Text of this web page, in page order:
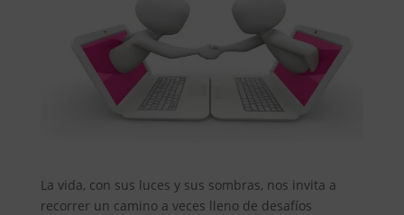
La vida, con sus luces y sus sombras, nos invita a
recorrer un camino a veces lleno de desafíos